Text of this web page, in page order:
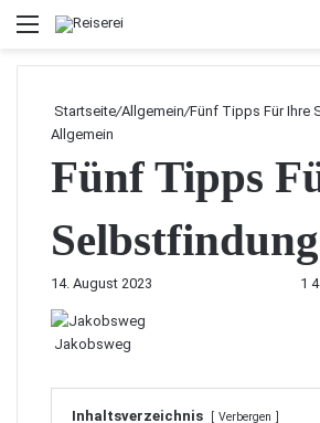
Menü
Startseite/Allgemein/Fünf Tipps Für Ihre
Allgemein
Fünf Tipps
14. August 2023 1
Jakobsweg
Inhaltsverzeichnis Verbergen